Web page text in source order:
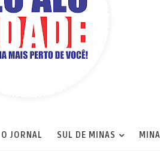
O JORNAL SUL DE MINAS